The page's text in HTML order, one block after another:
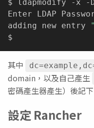
$ ldapmodify -x -
Enter LDAP
adding new entry
其中
domain，以及自己產生
密碼產生器產生）後記
設定 Rancher